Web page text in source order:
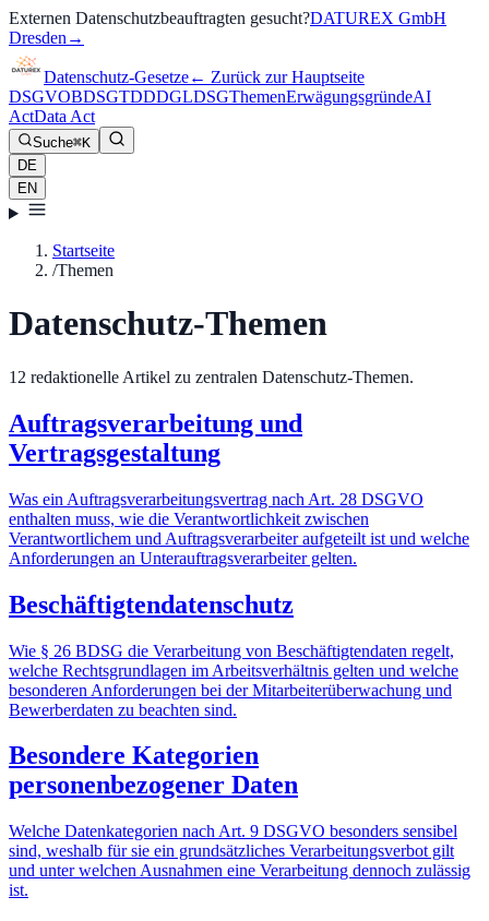
Externen Datenschutzbeauftragten gesucht?DATUREX GmbH
Dresden →
Datenschutz-Gesetze← Zurück zur Hauptseite
DSGVOBDSGTDDDGLDSGThemenErwägungsgründeAI
ActData Act
Suche⌘K
DE
EN
Startseite
/Themen
Datenschutz-Themen
12 redaktionelle Artikel zu zentralen Datenschutz-Themen.
Auftragsverarbeitung und
Vertragsgestaltung
Was ein Auftragsverarbeitungsvertrag nach Art. 28 DSGVO
enthalten muss, wie die Verantwortlichkeit zwischen
Verantwortlichem und Auftragsverarbeiter aufgeteilt ist und welche
Anforderungen an Unterauftragsverarbeiter gelten.
Beschäftigtendatenschutz
Wie § 26 BDSG die Verarbeitung von Beschäftigtendaten regelt,
welche Rechtsgrundlagen im Arbeitsverhältnis gelten und welche
besonderen Anforderungen bei der Mitarbeiterüberwachung und
Bewerberdaten zu beachten sind.
Besondere Kategorien
personenbezogener Daten
Welche Datenkategorien nach Art. 9 DSGVO besonders sensibel
sind, weshalb für sie ein grundsätzliches Verarbeitungsverbot gilt
und unter welchen Ausnahmen eine Verarbeitung dennoch zulässig
ist.